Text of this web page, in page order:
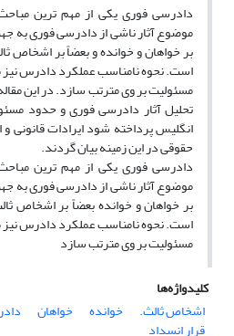
دادرسی فوری یکی از مهم ترین
موضوع آثار ناشی از دادرسی فوری به
بر خواهان و خوانده و بعضاً بر اشخاص
است. نحوه نامناسب عملکرد دادرس نیز
مسئولیت بر وی مترتب سازد. در این
تحلیل آثار دادرسی فوری و حدود
انگلیس پرداخته شود ایرادات قانونی
حقوقی در این زمینه بیان گردند.
دادرسی فوری یکی از مهم ترین
موضوع آثار ناشی از دادرسی فوری به
بر خواهان و خوانده بعضاً بر اشخاص
است. نحوه نامناسب عملکرد دادرس نیز
مسئولیت بر وی مترتب سازد
کلیدواژه‌ها
اشخاص ثالث.
خوانده خواهان
قرار انسداد